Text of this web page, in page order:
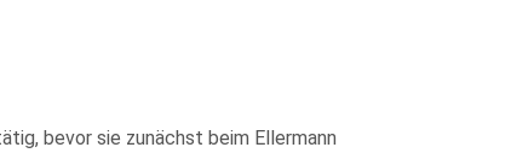
bevor sie zunächst beim Ellermann